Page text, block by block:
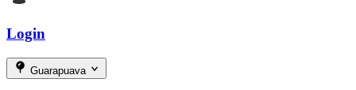
Login
Guarapuava